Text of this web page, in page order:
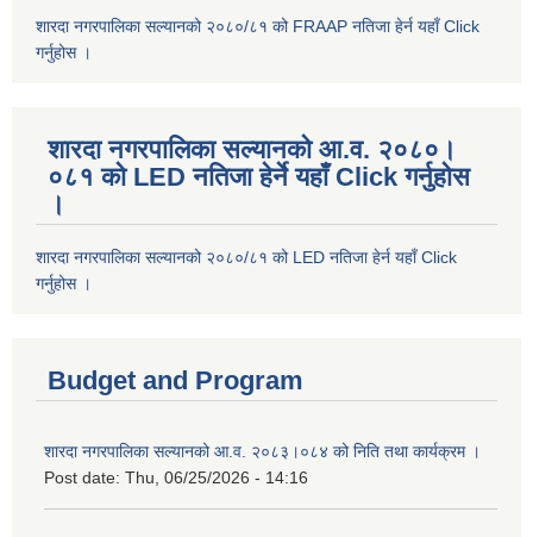
शारदा नगरपालिका सल्यानको २०८०/८१ को FRAAP नतिजा हेर्न यहाँ Click
गर्नुहोस ।
शारदा नगरपालिका सल्यानको आ.व. २०८०।
०८१ को LED नतिजा हेर्ने यहाँ Click गर्नुहोस
।
शारदा नगरपालिका सल्यानको २०८०/८१ को LED नतिजा हेर्न यहाँ Click
गर्नुहोस ।
Budget and Program
शारदा नगरपालिका सल्यानको आ.व. २०८३।०८४ को निति तथा कार्यक्रम ।
Post date: Thu, 06/25/2026 - 14:16